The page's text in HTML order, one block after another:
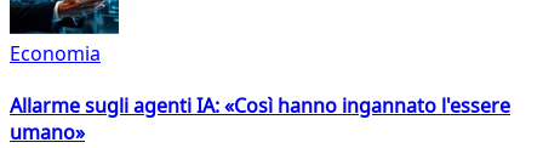
Economia
Allarme sugli agenti IA: «Così hanno ingannato l'essere
umano»